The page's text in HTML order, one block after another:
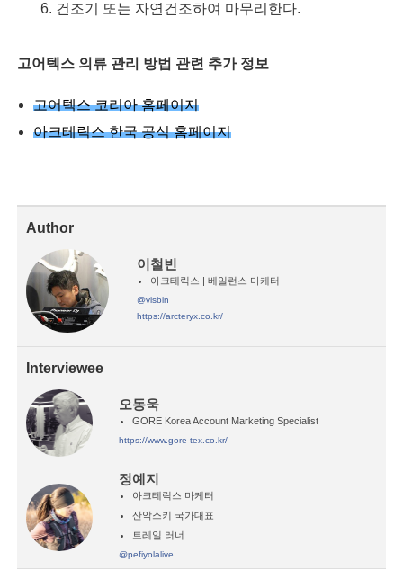
건조기 또는 자연건조하여 마무리한다.
고어텍스 의류 관리 방법 관련 추가 정보
고어텍스 코리아 홈페이지
아크테릭스 한국 공식 홈페이지
Author
이철빈
아크테릭스 | 베일런스 마케터
@visbin
https://arcteryx.co.kr/
Interviewee
오동욱
GORE Korea Account Marketing Specialist
https://www.gore-tex.co.kr/
정예지
아크테릭스 마케터
산악스키 국가대표
트레일 러너
@pefiyolalive